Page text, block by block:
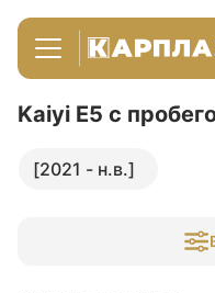
Kaiyi E5 с
[2021 - н.в.]